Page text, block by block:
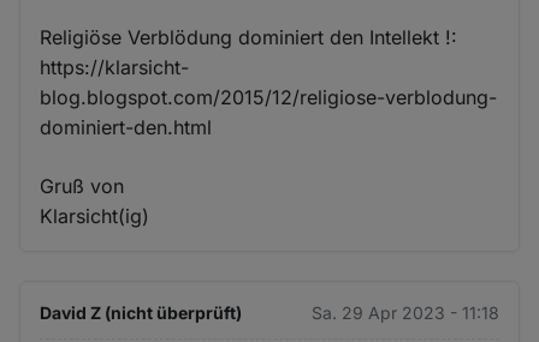
Religiöse Verblödung dominiert den Intellekt !:
https://klarsicht-
blog.blogspot.com/2015/12/religiose-verblodung-
dominiert-den.html
Gruß von
Klarsicht(ig)
David Z (nicht überprüft) Sa. 29 Apr 2023 - 11:18